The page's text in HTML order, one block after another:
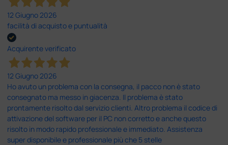
12 Giugno 2026
facilità di acquisto e puntualità
Acquirente verificato
12 Giugno 2026
Ho avuto un problema con la consegna, il pacco non è stato
consegnato ma messo in giacenza. Il problema è stato
prontamente risolto dal servizio clienti. Altro problema il codice di
attivazione del software per il PC non corretto e anche questo
risolto in modo rapido professionale e immediato. Assistenza
super disponibile e professionale più che 5 stelle